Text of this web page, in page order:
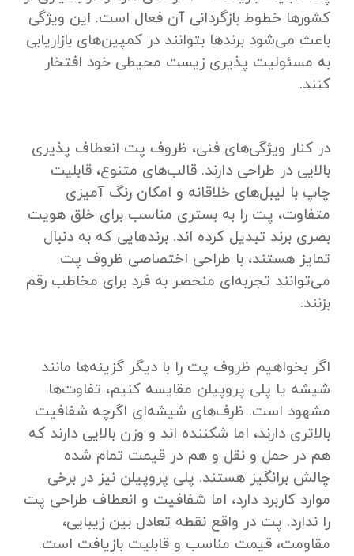
کشورها خطوط بازگردانی آن فعال است. این ویژگی
باعث می‌شود برندها بتوانند در کمپین‌های بازاریابی
به مسئولیت ‌پذیری زیست‌ محیطی خود افتخار
کنند.
در کنار ویژگی‌های فنی، ظروف پت انعطاف‌ پذیری
بالایی در طراحی دارند. قالب‌های متنوع، قابلیت
چاپ با لیبل‌های خلاقانه و امکان رنگ ‌آمیزی
متفاوت، پت را به بستری مناسب برای خلق هویت
بصری برند تبدیل کرده‌ اند. برندهایی که به دنبال
تمایز هستند، با طراحی اختصاصی ظروف پت
می‌توانند تجربه‌ای منحصر به‌ فرد برای مخاطب رقم
بزنند.
اگر بخواهیم ظروف پت را با دیگر گزینه‌ها مانند
شیشه یا پلی ‌پروپیلن مقایسه کنیم، تفاوت‌ها
مشهود است. ظرف‌های شیشه‌ای اگرچه شفافیت
بالاتری دارند، اما شکننده‌ اند و وزن بالایی دارند که
هم در حمل‌ و نقل و هم در قیمت تمام‌ شده
چالش ‌برانگیز هستند. پلی‌ پروپیلن نیز در برخی
موارد کاربرد دارد، اما شفافیت و انعطاف طراحی پت
را ندارد. پت در واقع نقطه تعادل بین زیبایی،
مقاومت، قیمت مناسب و قابلیت بازیافت است.